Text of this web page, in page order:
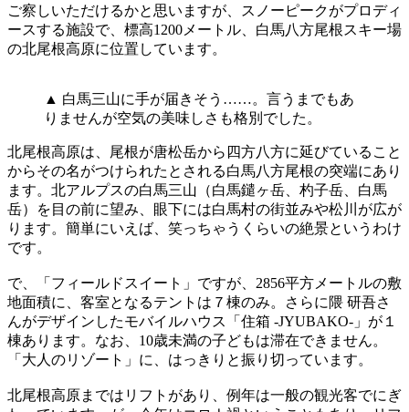
ご察しいただけるかと思いますが、スノーピークがプロディ
ースする施設で、標高1200メートル、白馬八方尾根スキー場
の北尾根高原に位置しています。
▲ 白馬三山に手が届きそう……。言うまでもあ
りませんが空気の美味しさも格別でした。
北尾根高原は、尾根が唐松岳から四方八方に延びていること
からその名がつけられたとされる白馬八方尾根の突端にあり
ます。北アルプスの白馬三山（白馬鑓ヶ岳、杓子岳、白馬
岳）を目の前に望み、眼下には白馬村の街並みや松川が広が
ります。簡単にいえば、笑っちゃうくらいの絶景というわけ
です。
で、「フィールドスイート」ですが、2856平方メートルの敷
地面積に、客室となるテントは７棟のみ。さらに隈 研吾さ
んがデザインしたモバイルハウス「住箱 -JYUBAKO-」が１
棟あります。なお、10歳未満の子どもは滞在できません。
「大人のリゾート」に、はっきりと振り切っています。
北尾根高原まではリフトがあり、例年は一般の観光客でにぎ